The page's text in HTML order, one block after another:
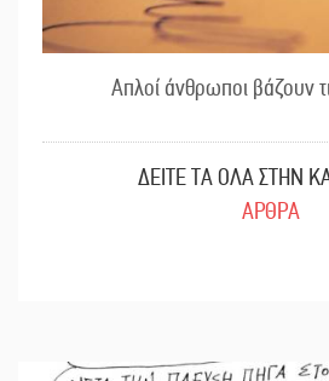
Απλοί άνθρωποι βάζουν
ΔΕΙΤΕ ΤΑ ΟΛΑ ΣΤΗΝ
ΑΡΘΡΑ